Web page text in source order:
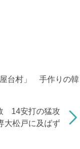
屋台村」 手作りの韓
14安打の猛攻
大松戸に及ばず